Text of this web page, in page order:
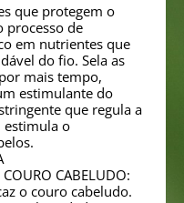
que protegem o
processo de
em nutrientes que
do fio. Sela as
mais tempo,
estimulante do
que regula a
estimula o
CABELUDO:
o couro cabeludo.